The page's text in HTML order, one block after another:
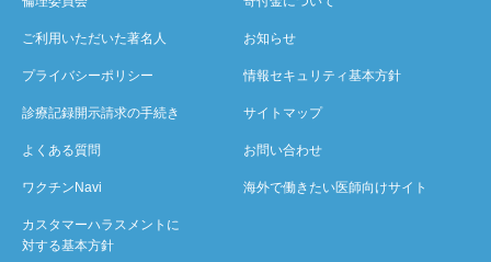
ご利用いただいた著名人 お知らせ
プライバシーポリシー 情報セキュリティ基本方針
診療記録開示請求の手続き サイトマップ
よくある質問 お問い合わせ
ワクチンNavi 海外で働きたい医師向けサイト
カスタマーハラスメントに
対する基本方針